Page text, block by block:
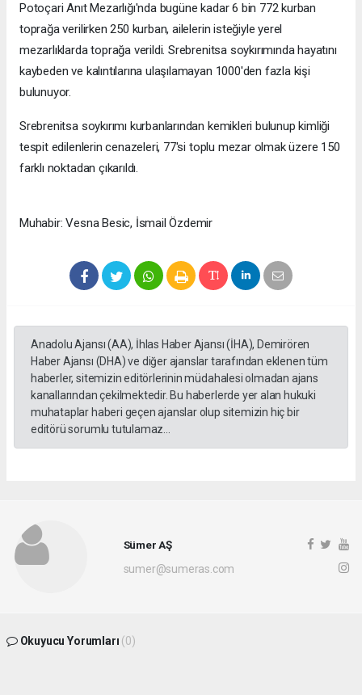
Potoçari Anıt Mezarlığı'nda bugüne kadar 6 bin 772 kurban
toprağa verilirken 250 kurban, ailelerin isteğiyle yerel
mezarlıklarda toprağa verildi. Srebrenitsa soykırımında hayatını
kaybeden ve kalıntılarına ulaşılamayan 1000'den fazla kişi
bulunuyor.
Srebrenitsa soykırımı kurbanlarından kemikleri bulunup kimliği
tespit edilenlerin cenazeleri, 77'si toplu mezar olmak üzere 150
farklı noktadan çıkarıldı.
Muhabir: Vesna Besic, İsmail Özdemir
Anadolu Ajansı (AA), İhlas Haber Ajansı (İHA), Demirören
Haber Ajansı (DHA) ve diğer ajanslar tarafından eklenen tüm
haberler, sitemizin editörlerinin müdahalesi olmadan ajans
kanallarından çekilmektedir. Bu haberlerde yer alan hukuki
muhataplar haberi geçen ajanslar olup sitemizin hiç bir
editörü sorumlu tutulamaz...
Sümer AŞ
sumer@sumeras.com
Okuyucu Yorumları (0)